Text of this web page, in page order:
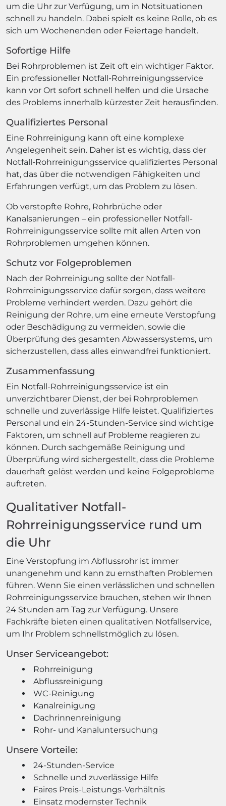
um die Uhr zur Verfügung, um in Notsituationen
schnell zu handeln. Dabei spielt es keine Rolle, ob es
sich um Wochenenden oder Feiertage handelt.
Sofortige Hilfe
Bei Rohrproblemen ist Zeit oft ein wichtiger Faktor.
Ein professioneller Notfall-Rohrreinigungsservice
kann vor Ort sofort schnell helfen und die Ursache
des Problems innerhalb kürzester Zeit herausfinden.
Qualifiziertes Personal
Eine Rohrreinigung kann oft eine komplexe
Angelegenheit sein. Daher ist es wichtig, dass der
Notfall-Rohrreinigungsservice qualifiziertes Personal
hat, das über die notwendigen Fähigkeiten und
Erfahrungen verfügt, um das Problem zu lösen.
Ob verstopfte Rohre, Rohrbrüche oder
Kanalsanierungen – ein professioneller Notfall-
Rohrreinigungsservice sollte mit allen Arten von
Rohrproblemen umgehen können.
Schutz vor Folgeproblemen
Nach der Rohrreinigung sollte der Notfall-
Rohrreinigungsservice dafür sorgen, dass weitere
Probleme verhindert werden. Dazu gehört die
Reinigung der Rohre, um eine erneute Verstopfung
oder Beschädigung zu vermeiden, sowie die
Überprüfung des gesamten Abwassersystems, um
sicherzustellen, dass alles einwandfrei funktioniert.
Zusammenfassung
Ein Notfall-Rohrreinigungsservice ist ein
unverzichtbarer Dienst, der bei Rohrproblemen
schnelle und zuverlässige Hilfe leistet. Qualifiziertes
Personal und ein 24-Stunden-Service sind wichtige
Faktoren, um schnell auf Probleme reagieren zu
können. Durch sachgemäße Reinigung und
Überprüfung wird sichergestellt, dass die Probleme
dauerhaft gelöst werden und keine Folgeprobleme
auftreten.
Qualitativer Notfall-
Rohrreinigungsservice rund um
die Uhr
Eine Verstopfung im Abflussrohr ist immer
unangenehm und kann zu ernsthaften Problemen
führen. Wenn Sie einen verlässlichen und schnellen
Rohrreinigungsservice brauchen, stehen wir Ihnen
24 Stunden am Tag zur Verfügung. Unsere
Fachkräfte bieten einen qualitativen Notfallservice,
um Ihr Problem schnellstmöglich zu lösen.
Unser Serviceangebot:
Rohrreinigung
Abflussreinigung
WC-Reinigung
Kanalreinigung
Dachrinnenreinigung
Rohr- und Kanaluntersuchung
Unsere Vorteile:
24-Stunden-Service
Schnelle und zuverlässige Hilfe
Faires Preis-Leistungs-Verhältnis
Einsatz modernster Technik